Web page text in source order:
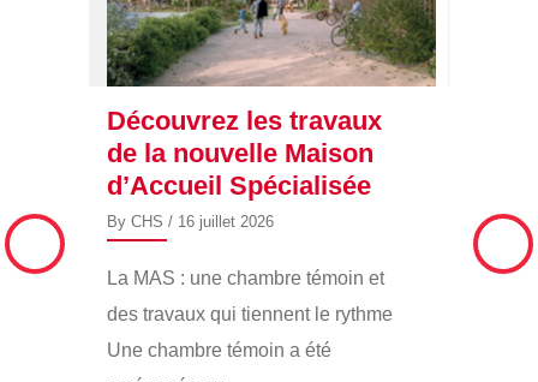
Découvrez les travaux
de la nouvelle Maison
d’Accueil Spécialisée
By CHS / 16 juillet 2026
La MAS : une chambre témoin et
des travaux qui tiennent le rythme
Une chambre témoin a été
By CHS/